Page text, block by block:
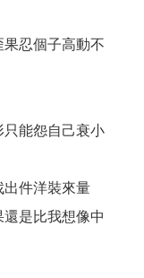
忍個子高動不
能怨自己衰小
件洋裝來量
是比我想像中